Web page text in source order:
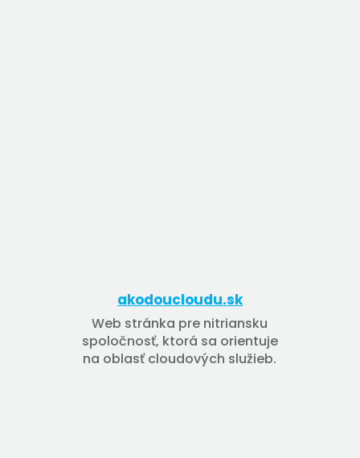
akodoucloudu.sk
Web stránka pre nitriansku
spoločnosť, ktorá sa orientuje
na oblasť cloudových služieb.